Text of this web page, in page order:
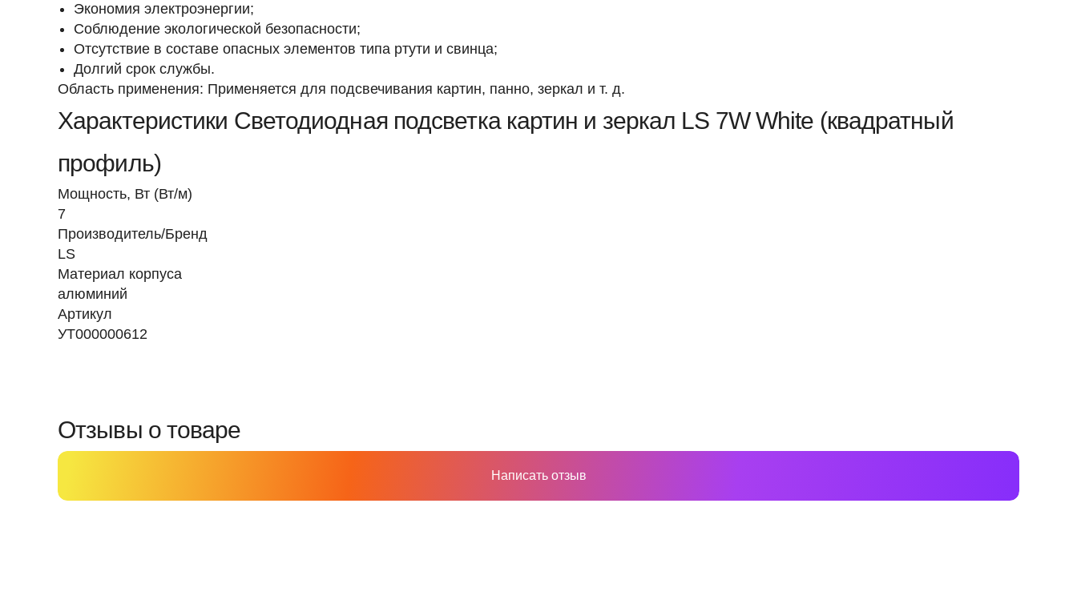
Экономия электроэнергии;
Соблюдение экологической безопасности;
Отсутствие в составе опасных элементов типа ртути и свинца;
Долгий срок службы.
Область применения: Применяется для подсвечивания картин, панно, зеркал и т. д.
Характеристики Светодиодная подсветка картин и зеркал LS 7W White (квадратный
профиль)
Мощность, Вт (Вт/м)
7
Производитель/Бренд
LS
Материал корпуса
алюминий
Артикул
УТ000000612
Отзывы о товаре
Написать отзыв